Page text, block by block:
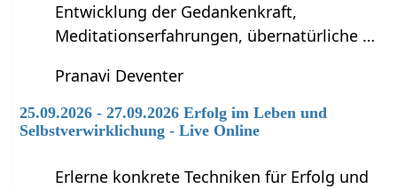
Entwicklung der Gedankenkraft,
Meditationserfahrungen, übernatürliche …
Pranavi Deventer
25.09.2026 - 27.09.2026 Erfolg im Leben und
Selbstverwirklichung - Live Online
Erlerne konkrete Techniken für Erfolg und